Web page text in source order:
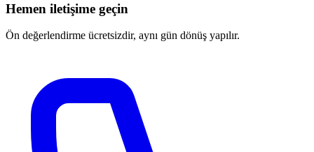
Hemen iletişime geçin
Ön değerlendirme ücretsizdir, aynı gün dönüş yapılır.